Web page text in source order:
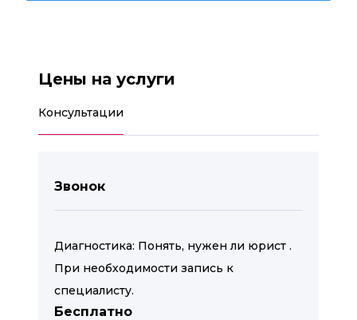
Цены на услуги
Консультации
Звонок
Диагностика: Понять, нужен ли юрист .
При необходимости запись к
специалисту.
Бесплатно